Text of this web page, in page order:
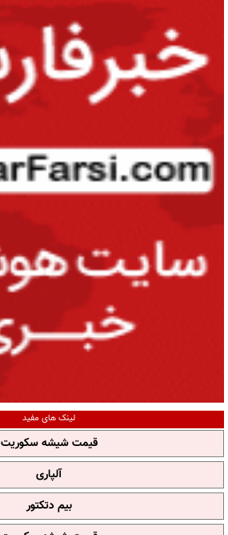
لینک های مفید
قیمت شیشه سکوریت
آلپاری
بیم دتکتور